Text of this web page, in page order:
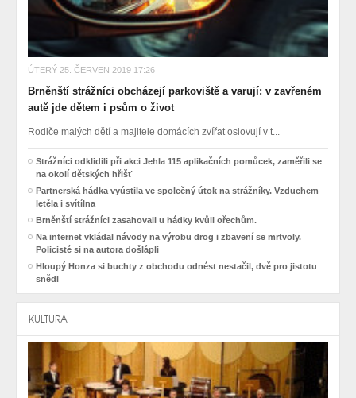
ÚTERÝ 25. ČERVEN 2019 17:26
Brněnští strážníci obcházejí parkoviště a varují: v zavřeném
autě jde dětem i psům o život
Rodiče malých dětí a majitele domácích zvířat oslovují v t...
Strážníci odklidili při akci Jehla 115 aplikačních pomůcek, zaměřili se
na okolí dětských hřišť
Partnerská hádka vyústila ve společný útok na strážníky. Vzduchem
letěla i svítílna
Brněnští strážníci zasahovali u hádky kvůli ořechům.
Na internet vkládal návody na výrobu drog i zbavení se mrtvoly.
Policisté si na autora došlápli
Hloupý Honza si buchty z obchodu odnést nestačil, dvě pro jistotu
snědl
KULTURA